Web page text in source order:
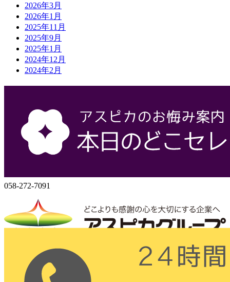
2026年3月
2026年1月
2025年11月
2025年9月
2025年1月
2024年12月
2024年2月
株式会社アスピカ
500-8357
岐阜県岐阜市六条大溝1丁目2‐3
058-272-7091
株式会社アスピカ
〒500-8357
岐阜県岐阜市六条大溝1丁目2‐3